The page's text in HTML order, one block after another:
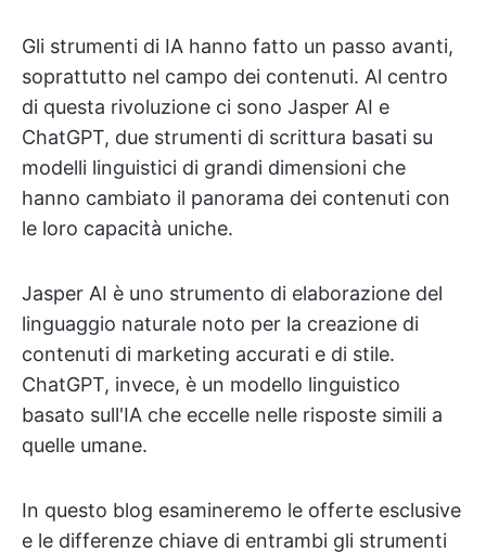
Gli strumenti di IA hanno fatto un passo avanti,
soprattutto nel campo dei contenuti. Al centro
di questa rivoluzione ci sono Jasper AI e
ChatGPT, due strumenti di scrittura basati su
modelli linguistici di grandi dimensioni che
hanno cambiato il panorama dei contenuti con
le loro capacità uniche.
Jasper AI è uno strumento di elaborazione del
linguaggio naturale noto per la creazione di
contenuti di marketing accurati e di stile.
ChatGPT, invece, è un modello linguistico
basato sull'IA che eccelle nelle risposte simili a
quelle umane.
In questo blog esamineremo le offerte esclusive
e le differenze chiave di entrambi gli strumenti